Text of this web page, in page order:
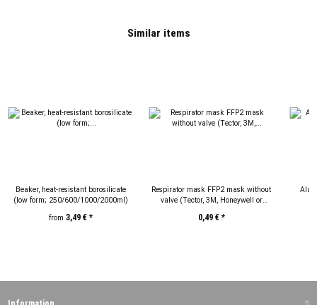
Similar items
Beaker, heat-resistant borosilicate
(low form; 250/600/1000/2000ml)
from 3,49 €*
Respirator mask FFP2 mask without
valve (Tector, 3M, Honeywell or
piece) - available immediately!
0,49 €*